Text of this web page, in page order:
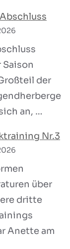
Saison
der
an, …
Nr.3
über
dritte
Anette am